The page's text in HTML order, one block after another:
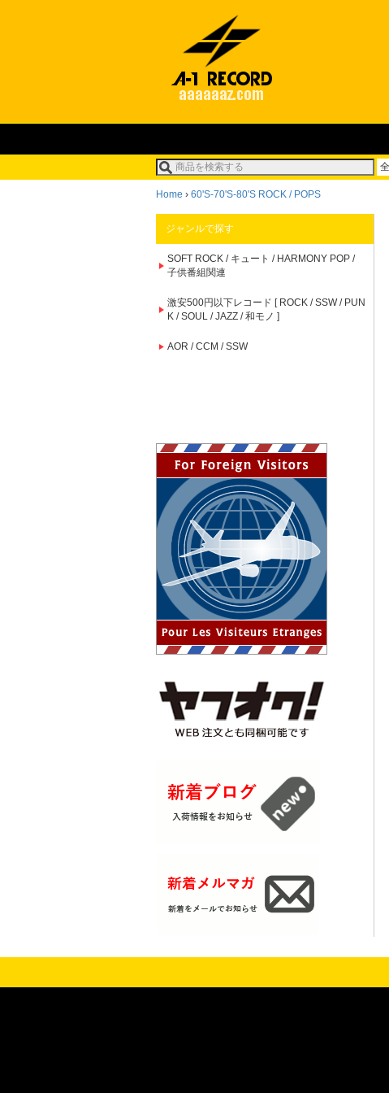
Home › 60'S-70'S-80'S ROCK / POPS
ジャンルで探す
SOFT ROCK / キュート / HARMONY POP /
子供番組関連
激安500円以下レコード [ ROCK / SSW / PUN
K / SOUL / JAZZ / 和モノ ]
AOR / CCM / SSW